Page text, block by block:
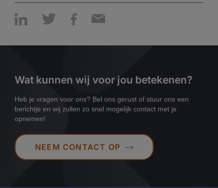
Wat kunnen wij voor jou betekenen?
Heb je vragen voor ons? Bel ons gerust of stuur ons een
berichtje en wij zullen zo snel mogelijk contact met je
opnemen!
NEEM CONTACT OP